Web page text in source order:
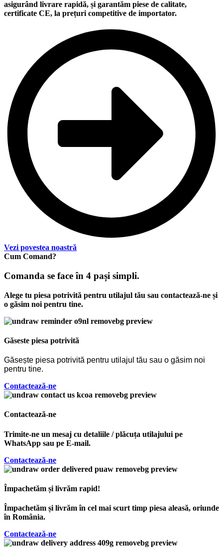
asigurând livrare rapidă, și garantăm piese de calitate,
certificate CE, la prețuri competitive de importator.
Vezi povestea noastră
Cum Comand?
Comanda se face în 4 pași simpli.
Alege tu piesa potrivită pentru utilajul tău sau contactează-ne și
o găsim noi pentru tine.
Găseste piesa potrivită
Găsește piesa potrivită pentru utilajul tău sau o găsim noi
pentru tine.
Contactează-ne
Contactează-ne
Trimite-ne un mesaj cu detaliile / plăcuța utilajului pe
WhatsApp sau pe E-mail.
Contactează-ne
Împachetăm și livrăm rapid!
Împachetăm și livrăm în cel mai scurt timp piesa aleasă, oriunde
în România.
Contactează-ne